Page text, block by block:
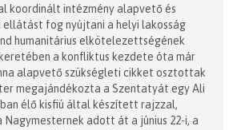
koordinált intézmény alapvető és
fog nyújtani a helyi lakosság
humanitárius elkötelezettségének
a konfliktus kezdete óta már
alapvető szükségleti cikket osztottak
megajándékozta a Szentatyát egy Ali
élő kisfiú által készített rajzzal,
Nagymesternek adott át a június 22-i, a